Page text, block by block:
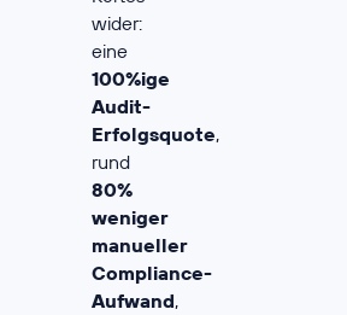
wider:
eine
100%ige
Audit-
Erfolgsquote,
rund
80%
weniger
manueller
Compliance-
Aufwand,